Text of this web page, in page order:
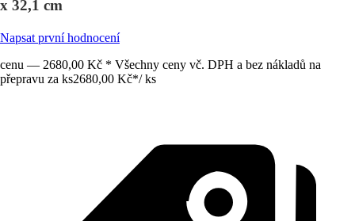
x 32,1 cm
Napsat první hodnocení
cenu — 2680,00 Kč * Všechny ceny vč. DPH a bez nákladů na
přepravu za ks2680,00 Kč*/ ks